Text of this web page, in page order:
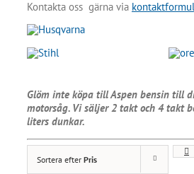
Kontakta oss gärna via
Glöm inte köpa till Aspen bensin till
motorsåg. Vi säljer 2 takt och 4 takt
liters dunkar.
Sortera efter Pris